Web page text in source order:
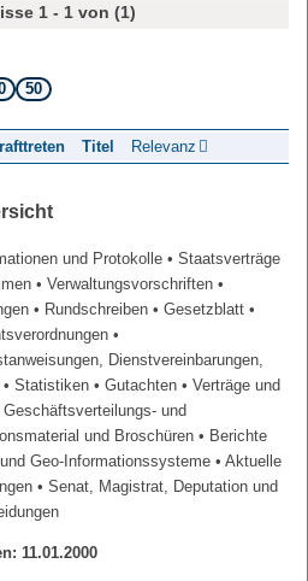
1 - 1 von (1)
50
Titel Relevanz
und Protokolle • Staatsverträge
• Verwaltungsvorschriften •
• Rundschreiben • Gesetzblatt •
•
Dienstvereinbarungen,
• Statistiken • Gutachten • Verträge und
Geschäftsverteilungs- und
und Broschüren • Berichte
Geo-Informationssysteme • Aktuelle
• Senat, Magistrat, Deputation und
11.01.2000